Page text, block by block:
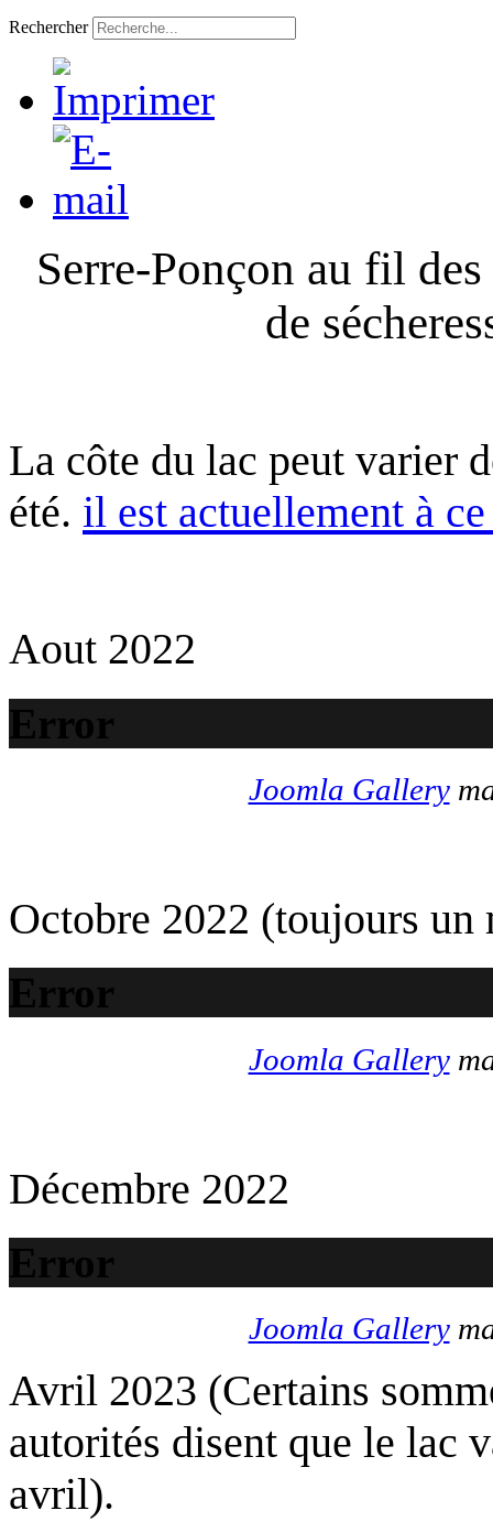
Rechercher
Serre-Ponçon au fil
de
La côte du lac peut varier
été. il est actuellement à
Aout 2022
Error
Joomla Gallery
Octobre 2022 (toujours un
Error
Joomla Gallery
Décembre 2022
Error
Joomla Gallery
Avril 2023 (Certains
autorités disent que le lac
avril).